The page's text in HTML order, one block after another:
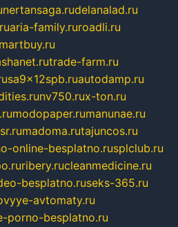
nertansaga.rudelanalad.ru
aria-family.ruroadli.ru
trade-farm.ru
autodamp.ru
nv750.rux-ton.ru
modopaper.rumanunae.ru
madoma.rutajuncos.ru
online-besplatno.rusplclub.ru
ribery.rucleanmedicine.ru
besplatno.ruseks-365.ru
avtomaty.ru
porno-besplatno.ru